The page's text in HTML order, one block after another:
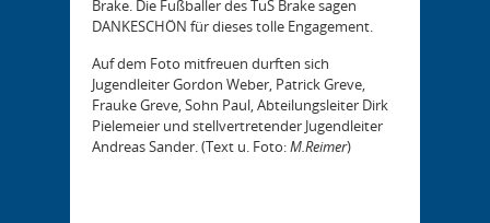
Brake. Die Fußballer des TuS Brake sagen
DANKESCHÖN für dieses tolle Engagement.
Auf dem Foto mitfreuen durften sich
Jugendleiter Gordon Weber, Patrick Greve,
Frauke Greve, Sohn Paul, Abteilungsleiter Dirk
Pielemeier und stellvertretender Jugendleiter
Andreas Sander. (Text u. Foto:M.Reimer)